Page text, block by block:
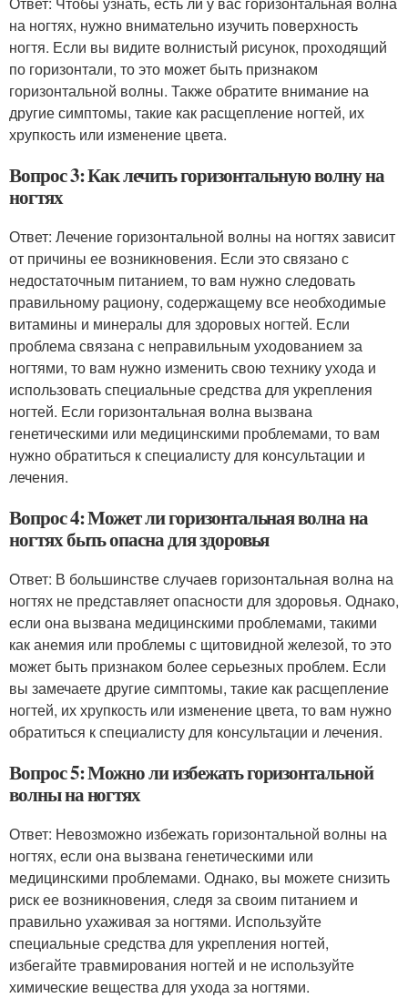
на ногтях, нужно внимательно изучить поверхность
ногтя. Если вы видите волнистый рисунок, проходящий
по горизонтали, то это может быть признаком
горизонтальной волны. Также обратите внимание на
другие симптомы, такие как расщепление ногтей, их
хрупкость или изменение цвета.
Вопрос 3: Как лечить горизонтальную волну на
ногтях
Ответ: Лечение горизонтальной волны на ногтях зависит
от причины ее возникновения. Если это связано с
недостаточным питанием, то вам нужно следовать
правильному рациону, содержащему все необходимые
витамины и минералы для здоровых ногтей. Если
проблема связана с неправильным уходованием за
ногтями, то вам нужно изменить свою технику ухода и
использовать специальные средства для укрепления
ногтей. Если горизонтальная волна вызвана
генетическими или медицинскими проблемами, то вам
нужно обратиться к специалисту для консультации и
лечения.
Вопрос 4: Может ли горизонтальная волна на
ногтях быть опасна для здоровья
Ответ: В большинстве случаев горизонтальная волна на
ногтях не представляет опасности для здоровья. Однако,
если она вызвана медицинскими проблемами, такими
как анемия или проблемы с щитовидной железой, то это
может быть признаком более серьезных проблем. Если
вы замечаете другие симптомы, такие как расщепление
ногтей, их хрупкость или изменение цвета, то вам нужно
обратиться к специалисту для консультации и лечения.
Вопрос 5: Можно ли избежать горизонтальной
волны на ногтях
Ответ: Невозможно избежать горизонтальной волны на
ногтях, если она вызвана генетическими или
медицинскими проблемами. Однако, вы можете снизить
риск ее возникновения, следя за своим питанием и
правильно ухаживая за ногтями. Используйте
специальные средства для укрепления ногтей,
избегайте травмирования ногтей и не используйте
химические вещества для ухода за ногтями.